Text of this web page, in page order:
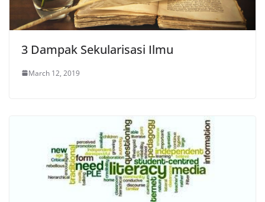
3 Dampak Sekularisasi Ilmu
March 12, 2019